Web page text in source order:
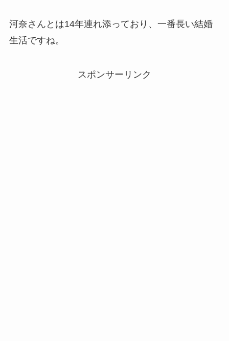
河奈さんとは14年連れ添っており、一番長い結婚
生活ですね。
スポンサーリンク